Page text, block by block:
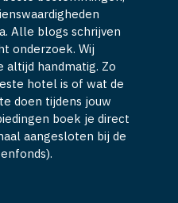
Alle blogs schrijven
onderzoek. Wij
handmatig. Zo
hotel is of wat de
doen tijdens jouw
boek je direct
aangesloten bij de